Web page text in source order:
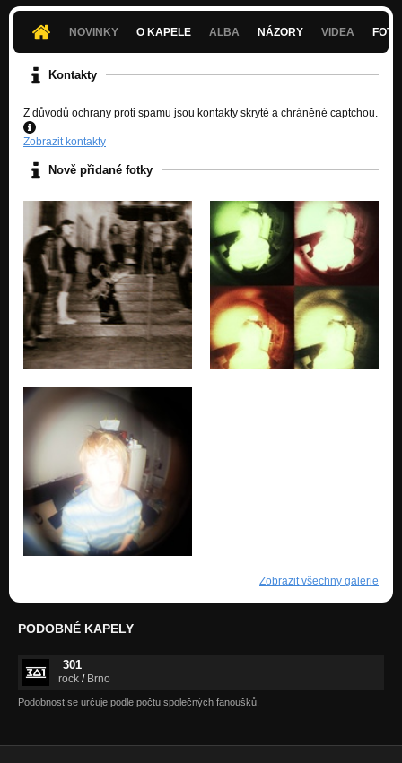
NOVINKY O KAPELE ALBA NÁZORY VIDEA
Kontakty
Z důvodů ochrany proti spamu jsou kontakty skryté a chráněné captchou.
Zobrazit kontakty
Nově přidané fotky
Zobrazit všechny galerie
PODOBNÉ KAPELY
301
rock / Brno
Podobnost se určuje podle počtu společných fanoušků.